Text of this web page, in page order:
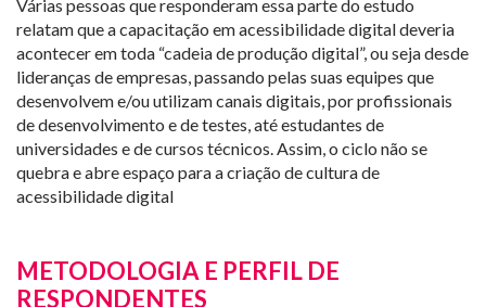
Várias pessoas que responderam essa parte do estudo
relatam que a capacitação em acessibilidade digital deveria
acontecer em toda “cadeia de produção digital”, ou seja desde
lideranças de empresas, passando pelas suas equipes que
desenvolvem e/ou utilizam canais digitais, por profissionais
de desenvolvimento e de testes, até estudantes de
universidades e de cursos técnicos. Assim, o ciclo não se
quebra e abre espaço para a criação de cultura de
acessibilidade digital
METODOLOGIA E PERFIL DE
RESPONDENTES